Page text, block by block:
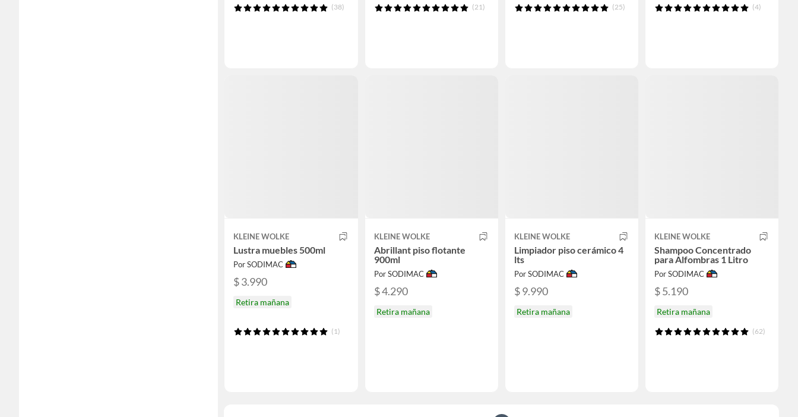
(38) (21) (25) (4)
KLEINE WOLKE
Lustra muebles 500ml
Por SODIMAC
$ 3.990
Retira mañana
(1)
KLEINE WOLKE
Abrillant piso flotante
900ml
Por SODIMAC
$ 4.290
Retira mañana
KLEINE WOLKE
Limpiador piso cerámico 4
lts
Por SODIMAC
$ 9.990
Retira mañana
KLEINE WOLKE
Shampoo Concentrado
para Alfombras 1 Litro
Por SODIMAC
$ 5.190
Retira mañana
(62)